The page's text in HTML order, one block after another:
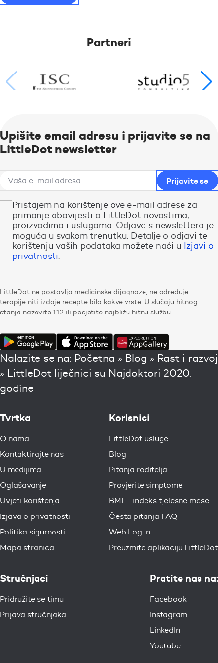
Partneri
Upišite email adresu i prijavite se na
LittleDot newsletter
Pristajem na korištenje ove e-mail adrese za
primanje obavijesti o LittleDot novostima,
proizvodima i uslugama. Odjava s newslettera je
moguća u svakom trenutku. Detalje o odjavi te
korištenju vaših podataka možete naći u Izjavi o
privatnosti.
LittleDot ne postavlja medicinske dijagnoze, ne određuje
terapije niti izdaje recepte bilo kakve vrste. U slučaju hitnog
stanja nazovite 112 ili posjetite najbližu hitnu službu.
Nalazite se na: Početna » Blog » Rast i razvoj
» LittleDot liječnici su Najdoktori 2020.
godine
Tvrtka
O nama
Kontaktirajte nas
U medijima
Oglašavanje
Uvjeti korištenja
Izjava o privatnosti
Politika sigurnosti
Mapa stranica
Korisnici
LittleDot usluge
Blog
Pitanja roditelja
Provjerite simptome
BMI – indeks tjelesne mase
Česta pitanja FAQ
Web Log in
Preuzmite aplikaciju LittleDot
Stručnjaci
Pridružite se timu
Prijava stručnjaka
Pratite nas na:
Facebook
Instagram
LinkedIn
Youtube